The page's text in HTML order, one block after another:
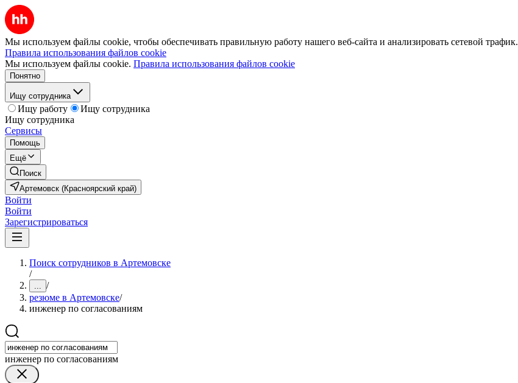
Мы используем файлы cookie, чтобы обеспечивать правильную работу нашего веб-сайта и анализировать сетевой трафик.
Правила использования файлов cookie
Мы используем файлы cookie. Правила использования файлов cookie
Понятно
Ищу сотрудника
Ищу работу
Ищу сотрудника
Ищу сотрудника
Сервисы
Помощь
Ещё
Поиск
Артемовск (Красноярский край)
Войти
Войти
Зарегистрироваться
Поиск сотрудников в Артемовске
/
... /
резюме в Артемовске/
инженер по согласованиям
инженер по согласованиям